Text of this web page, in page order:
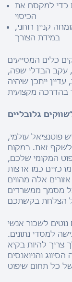
כדי למקסם את
הכיסוי
קניין רוחני,
במידת הצורך
כלים המסייעים
עקב הבדלי שפה,
עדיין ייתכן שיהיה
גלובליים
עולמי,
זאת. במקום
המקומי שלכם,
כמו ארצות
אלה מהווים
מסמך ממשרדים
לשכור אנשי
למסדי נתונים.
להיות בקיא
והניואנסים